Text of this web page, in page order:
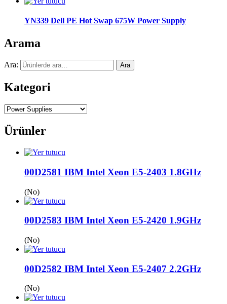
YN339 Dell PE Hot Swap 675W Power Supply
Arama
Ara: Ara
Kategori
Ürünler
00D2581 IBM Intel Xeon E5-2403 1.8GHz
(No)
00D2583 IBM Intel Xeon E5-2420 1.9GHz
(No)
00D2582 IBM Intel Xeon E5-2407 2.2GHz
(No)